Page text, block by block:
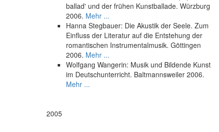
ballad' und der frühen Kunstballade. Würzburg
2006. Mehr ...
Hanna Stegbauer: Die Akustik der Seele. Zum
Einfluss der Literatur auf die Entstehung der
romantischen Instrumentalmusik. Göttingen
2006. Mehr ...
Wolfgang Wangerin: Musik und Bildende Kunst
im Deutschunterricht. Baltmannsweiler 2006.
Mehr ...
2005